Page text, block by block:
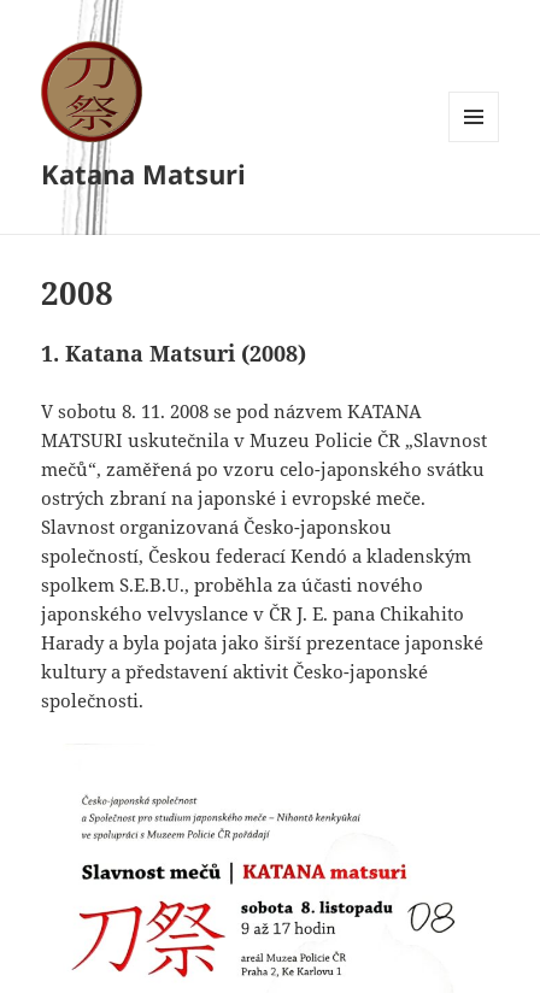
Katana Matsuri
2008
1. Katana Matsuri (2008)
V sobotu 8. 11. 2008 se pod názvem KATANA
MATSURI uskutečnila v Muzeu Policie ČR „Slavnost
mečů“, zaměřená po vzoru celo-japonského svátku
ostrých zbraní na japonské i evropské meče.
Slavnost organizovaná Česko-japonskou
společností, Českou federací Kendó a kladenským
spolkem S.E.B.U., proběhla za účasti nového
japonského velvyslance v ČR J. E. pana Chikahito
Harady a byla pojata jako širší prezentace japonské
kultury a představení aktivit Česko-japonské
společnosti.